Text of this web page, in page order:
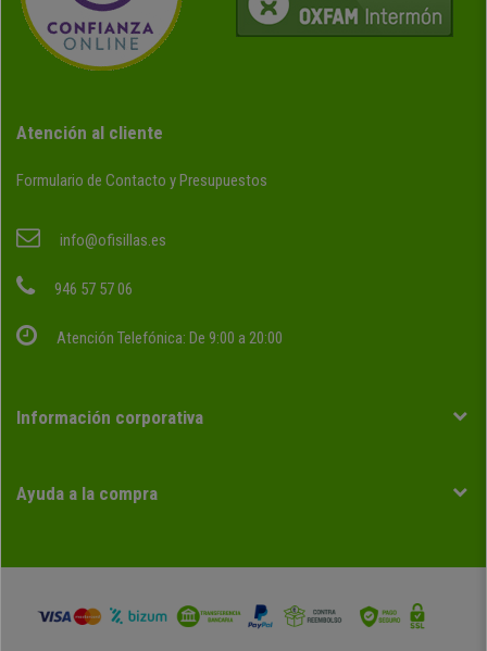
Atención al cliente
Formulario de Contacto y Presupuestos
info@ofisillas.es
946 57 57 06
Atención Telefónica: De 9:00 a 20:00
Información corporativa
Ayuda a la compra